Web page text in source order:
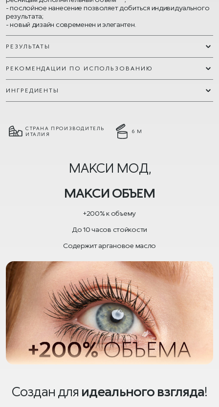
- послойное нанесение позволяет добиться индивидуального
результата;
- новый дизайн современен и элегантен.
РЕЗУЛЬТАТЫ
РЕКОМЕНДАЦИИ ПО ИСПОЛЬЗОВАНИЮ
ИНГРЕДИЕНТЫ
СТРАНА ПРОИЗВОДИТЕЛЬ
ИТАЛИЯ
6 М
МАКСИ МОД,
МАКСИ ОБЪЕМ
+200% к объему
До 10 часов стойкости
Содержит аргановое масло
Создан для идеального взгляда!